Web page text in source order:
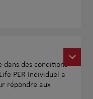
des conditions
PER Individuel a
répondre aux